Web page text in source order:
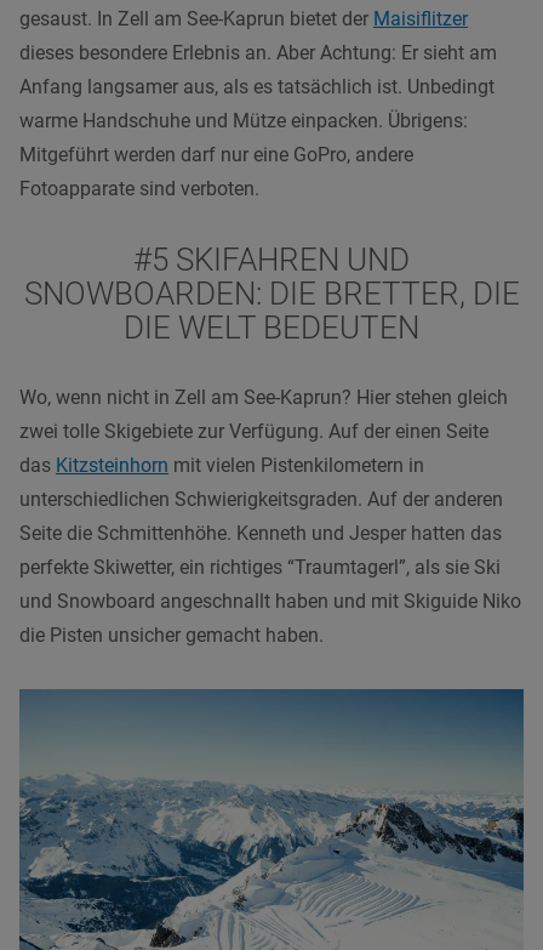
gesaust. In Zell am See-Kaprun bietet der Maisiflitzer
dieses besondere Erlebnis an. Aber Achtung: Er sieht am
Anfang langsamer aus, als es tatsächlich ist. Unbedingt
warme Handschuhe und Mütze einpacken. Übrigens:
Mitgeführt werden darf nur eine GoPro, andere
Fotoapparate sind verboten.
#5 SKIFAHREN UND
SNOWBOARDEN: DIE BRETTER, DIE
DIE WELT BEDEUTEN
Wo, wenn nicht in Zell am See-Kaprun? Hier stehen gleich
zwei tolle Skigebiete zur Verfügung. Auf der einen Seite
das Kitzsteinhorn mit vielen Pistenkilometern in
unterschiedlichen Schwierigkeitsgraden. Auf der anderen
Seite die Schmittenhöhe. Kenneth und Jesper hatten das
perfekte Skiwetter, ein richtiges “Traumtagerl”, als sie Ski
und Snowboard angeschnallt haben und mit Skiguide Niko
die Pisten unsicher gemacht haben.